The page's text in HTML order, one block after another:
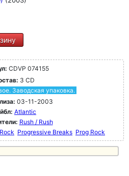
CDVP 074155
3 CD
Заводская упаковка.
03-11-2003
Atlantic
Rush / Rush
Progressive Breaks Prog Rock